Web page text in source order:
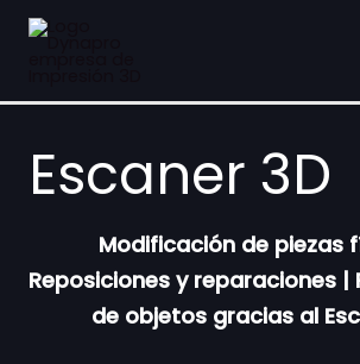
Escaner 3D
Modificación de piezas
Reposiciones y reparaciones |
de objetos gracias al